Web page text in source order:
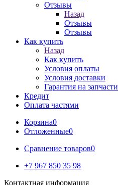
Отзывы
Назад
Отзывы
Отзывы
Как купить
Назад
Как купить
Условия оплаты
Условия доставки
Гарантия на запчасти
Кредит
Оплата частями
Корзина0
Отложенные0
Сравнение товаров0
+7 967 850 35 98
Контактная информация